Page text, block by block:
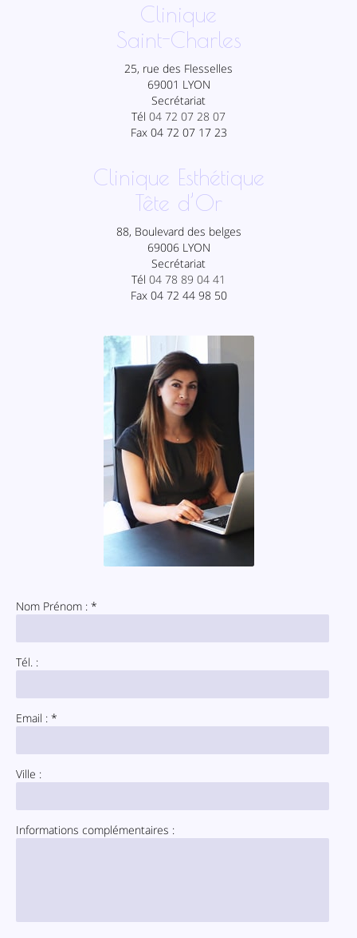
Clinique
Saint-Charles
25, rue des Flesselles
69001 LYON
Secrétariat
Tél 04 72 07 28 07
Fax 04 72 07 17 23
Clinique Esthétique
Tête d’Or
88, Boulevard des belges
69006 LYON
Secrétariat
Tél 04 78 89 04 41
Fax 04 72 44 98 50
Nom Prénom : *
Tél. :
Email : *
Ville :
Informations complémentaires :